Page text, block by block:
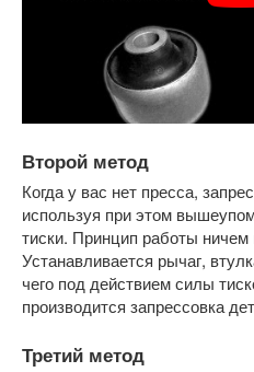
Второй метод
Когда у вас нет пресса,
используя при этом
тиски. Принцип работы ничем
Устанавливается рычаг,
чего под действием силы
производится запрессовка
Третий метод